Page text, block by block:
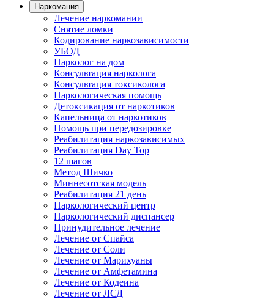
Наркомания
Лечение наркомании
Снятие ломки
Кодирование наркозависимости
УБОД
Нарколог на дом
Консультация нарколога
Консультация токсиколога
Наркологическая помощь
Детоксикация от наркотиков
Капельница от наркотиков
Помощь при передозировке
Реабилитация наркозависимых
Реабилитация Day Top
12 шагов
Метод Шичко
Миннесотская модель
Реабилитация 21 день
Наркологический центр
Наркологический диспансер
Принудительное лечение
Лечение от Спайса
Лечение от Соли
Лечение от Марихуаны
Лечение от Амфетамина
Лечение от Кодеина
Лечение от ЛСД